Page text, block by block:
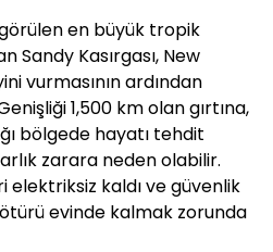
en büyük tropik
Sandy Kasırgası, New
vurmasının ardından
1,500 km olan gırtına,
bölgede hayatı tehdit
zarara neden olabilir.
elektriksiz kaldı ve güvenlik
evinde kalmak zorunda